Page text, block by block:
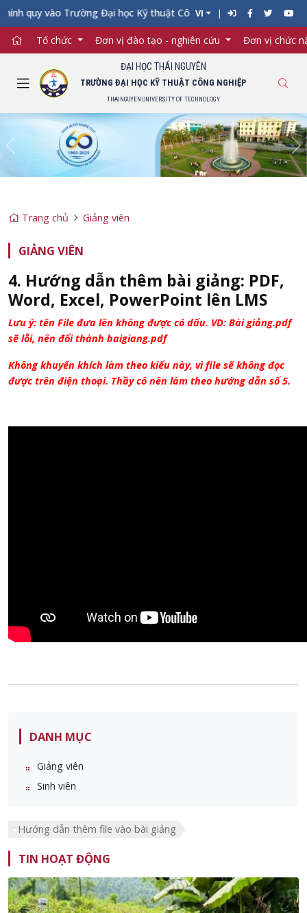
quy vào Trường Đại học Kỹ thuật Công nghiệp đợt 1 năm
VI
Tổ chức Đơn vị đào tạo - nghiên cứu Đơn vị chức
ĐẠI HỌC THÁI NGUYÊN
TRƯỜNG ĐẠI HỌC KỸ THUẬT CÔNG NGHIỆP
THAINGUYEN UNIVERSITY OF TECHNOLOGY
Previous
Trang chủ Giảng viên
GIẢNG VIÊN
4. Hướng dẫn thêm bài giảng: PDF,
Word, Excel, PowerPoint lên LMS
Lưu ý: tên File đưa lên không được có dấu. VD: Bài giảng.pdf
sẽ lỗi, nên đổi thành baigiang.pdf
Không khuyến khích làm theo kiểu này, vì file sẽ không đọc
được trên điện thoại. Thầy cô nên làm theo hướng dẫn số 5.
DANH MỤC
Giảng viên
Sinh viên
Hướng dẫn thêm file vào bài giảng
TIN HOẠT ĐỘNG